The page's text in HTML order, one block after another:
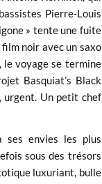
Pierre-Louis
» tente une fuite
noir avec un saxo
le voyage se termine
Basquiat’s Black
urgent. Un petit chef
ses envies les plus
sous des trésors
luxuriant, bulle